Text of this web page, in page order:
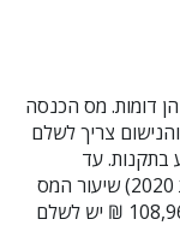
דומות. מס הכנסה
צריך לשלם
עד
להכנסה שנתית בגובה 75,960 ₪ (נכון לשנת 2020) שיעור המס
הוא 10%, בגין הכנסה שנתית של 108,960-75,051 ₪ יש לשלם